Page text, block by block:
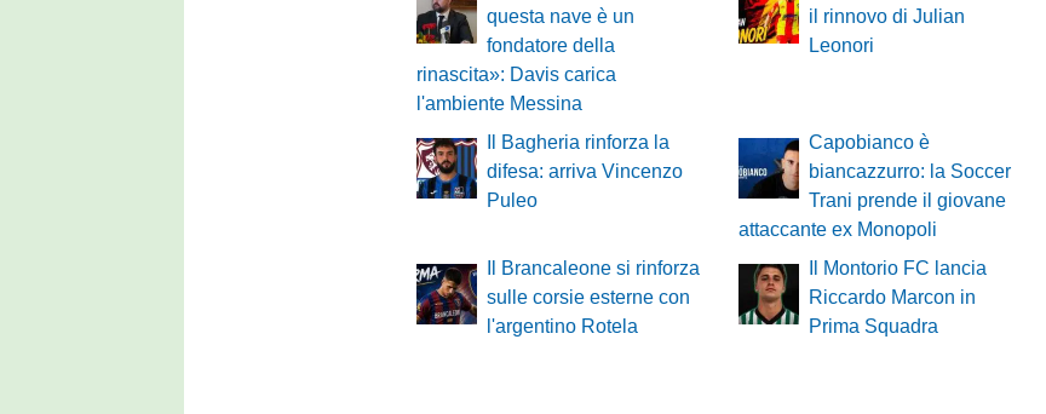
questa nave è un
fondatore della
rinascita»: Davis carica
l'ambiente Messina
il rinnovo di Julian
Leonori
Il Bagheria rinforza la
difesa: arriva Vincenzo
Puleo
Capobianco è
biancazzurro: la Soccer
Trani prende il giovane
attaccante ex Monopoli
Il Brancaleone si rinforza
sulle corsie esterne con
l'argentino Rotela
Il Montorio FC lancia
Riccardo Marcon in
Prima Squadra